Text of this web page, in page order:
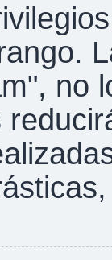
no